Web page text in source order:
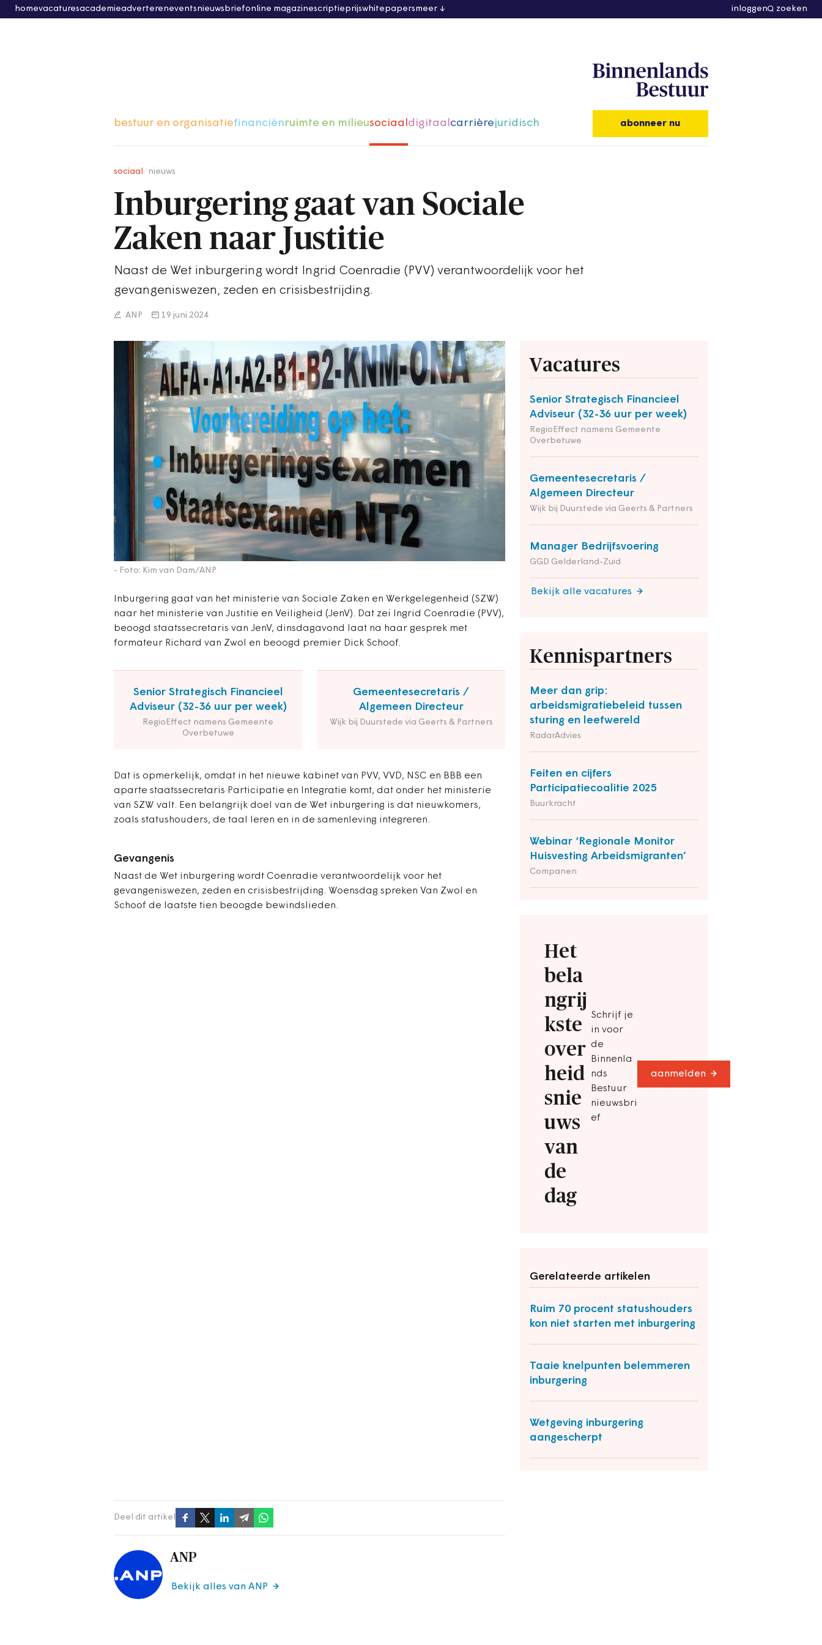
homevacaturesacademieadvertereneventsnieuwsbriefonline magazinescriptieprijswhitepapersmeer inloggen zoeken
bestuur en organisatiefinanciënruimte en milieusociaaldigitaalcarrièrejuridisch abonneer nu
sociaal nieuws
Inburgering gaat van Sociale
Zaken naar Justitie
Naast de Wet inburgering wordt Ingrid Coenradie (PVV) verantwoordelijk voor het
gevangeniswezen, zeden en crisisbestrijding.
ANP 19 juni 2024
- Foto: Kim van Dam/ANP
Inburgering gaat van het ministerie van Sociale Zaken en Werkgelegenheid (SZW)
naar het ministerie van Justitie en Veiligheid (JenV). Dat zei Ingrid Coenradie (PVV),
beoogd staatssecretaris van JenV, dinsdagavond laat na haar gesprek met
formateur Richard van Zwol en beoogd premier Dick Schoof.
Senior Strategisch Financieel
Adviseur (32-36 uur per week)
RegioEffect namens Gemeente
Overbetuwe
Gemeentesecretaris /
Algemeen Directeur
Wijk bij Duurstede via Geerts & Partners
Dat is opmerkelijk, omdat in het nieuwe kabinet van PVV, VVD, NSC en BBB een
aparte staatssecretaris Participatie en Integratie komt, dat onder het ministerie
van SZW valt. Een belangrijk doel van de Wet inburgering is dat nieuwkomers,
zoals statushouders, de taal leren en in de samenleving integreren.
Vacatures
Senior Strategisch Financieel
Adviseur (32-36 uur per week)
RegioEffect namens Gemeente
Overbetuwe
Gemeentesecretaris /
Algemeen Directeur
Wijk bij Duurstede via Geerts & Partners
Manager Bedrijfsvoering
GGD Gelderland-Zuid
Bekijk alle vacatures
Kennispartners
Meer dan grip:
arbeidsmigratiebeleid tussen
sturing en leefwereld
RadarAdvies
Feiten en cijfers
Participatiecoalitie 2025
Buurkracht
Webinar ‘Regionale Monitor
Huisvesting Arbeidsmigranten’
Companen
Het
bela
ngrij
kste
over
heid
snie
uws
van
de
dag
Schrijf je
in voor
de
Binnenla
nds
Bestuur
nieuwsbri
ef
aanmelden
Gerelateerde artikelen
Ruim 70 procent statushouders
kon niet starten met inburgering
Taaie knelpunten belemmeren
inburgering
Wetgeving inburgering
aangescherpt
Gevangenis
Naast de Wet inburgering wordt Coenradie verantwoordelijk voor het
gevangeniswezen, zeden en crisisbestrijding. Woensdag spreken Van Zwol en
Schoof de laatste tien beoogde bewindslieden.
Deel dit artikel
ANP
Bekijk alles van ANP